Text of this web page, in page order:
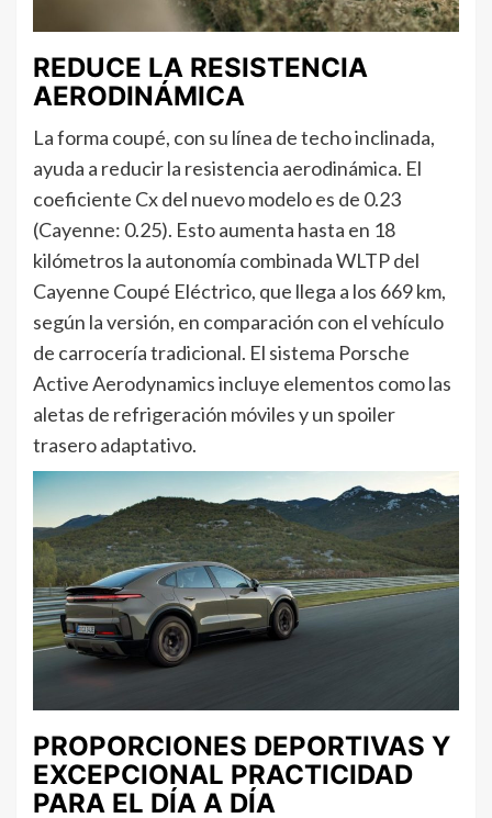
REDUCE LA RESISTENCIA
AERODINÁMICA
La forma coupé, con su línea de techo inclinada,
ayuda a reducir la resistencia aerodinámica. El
coeficiente Cx del nuevo modelo es de 0.23
(Cayenne: 0.25). Esto aumenta hasta en 18
kilómetros la autonomía combinada WLTP del
Cayenne Coupé Eléctrico, que llega a los 669 km,
según la versión, en comparación con el vehículo
de carrocería tradicional. El sistema Porsche
Active Aerodynamics incluye elementos como las
aletas de refrigeración móviles y un spoiler
trasero adaptativo.
PROPORCIONES DEPORTIVAS Y
EXCEPCIONAL PRACTICIDAD
PARA EL DÍA A DÍA